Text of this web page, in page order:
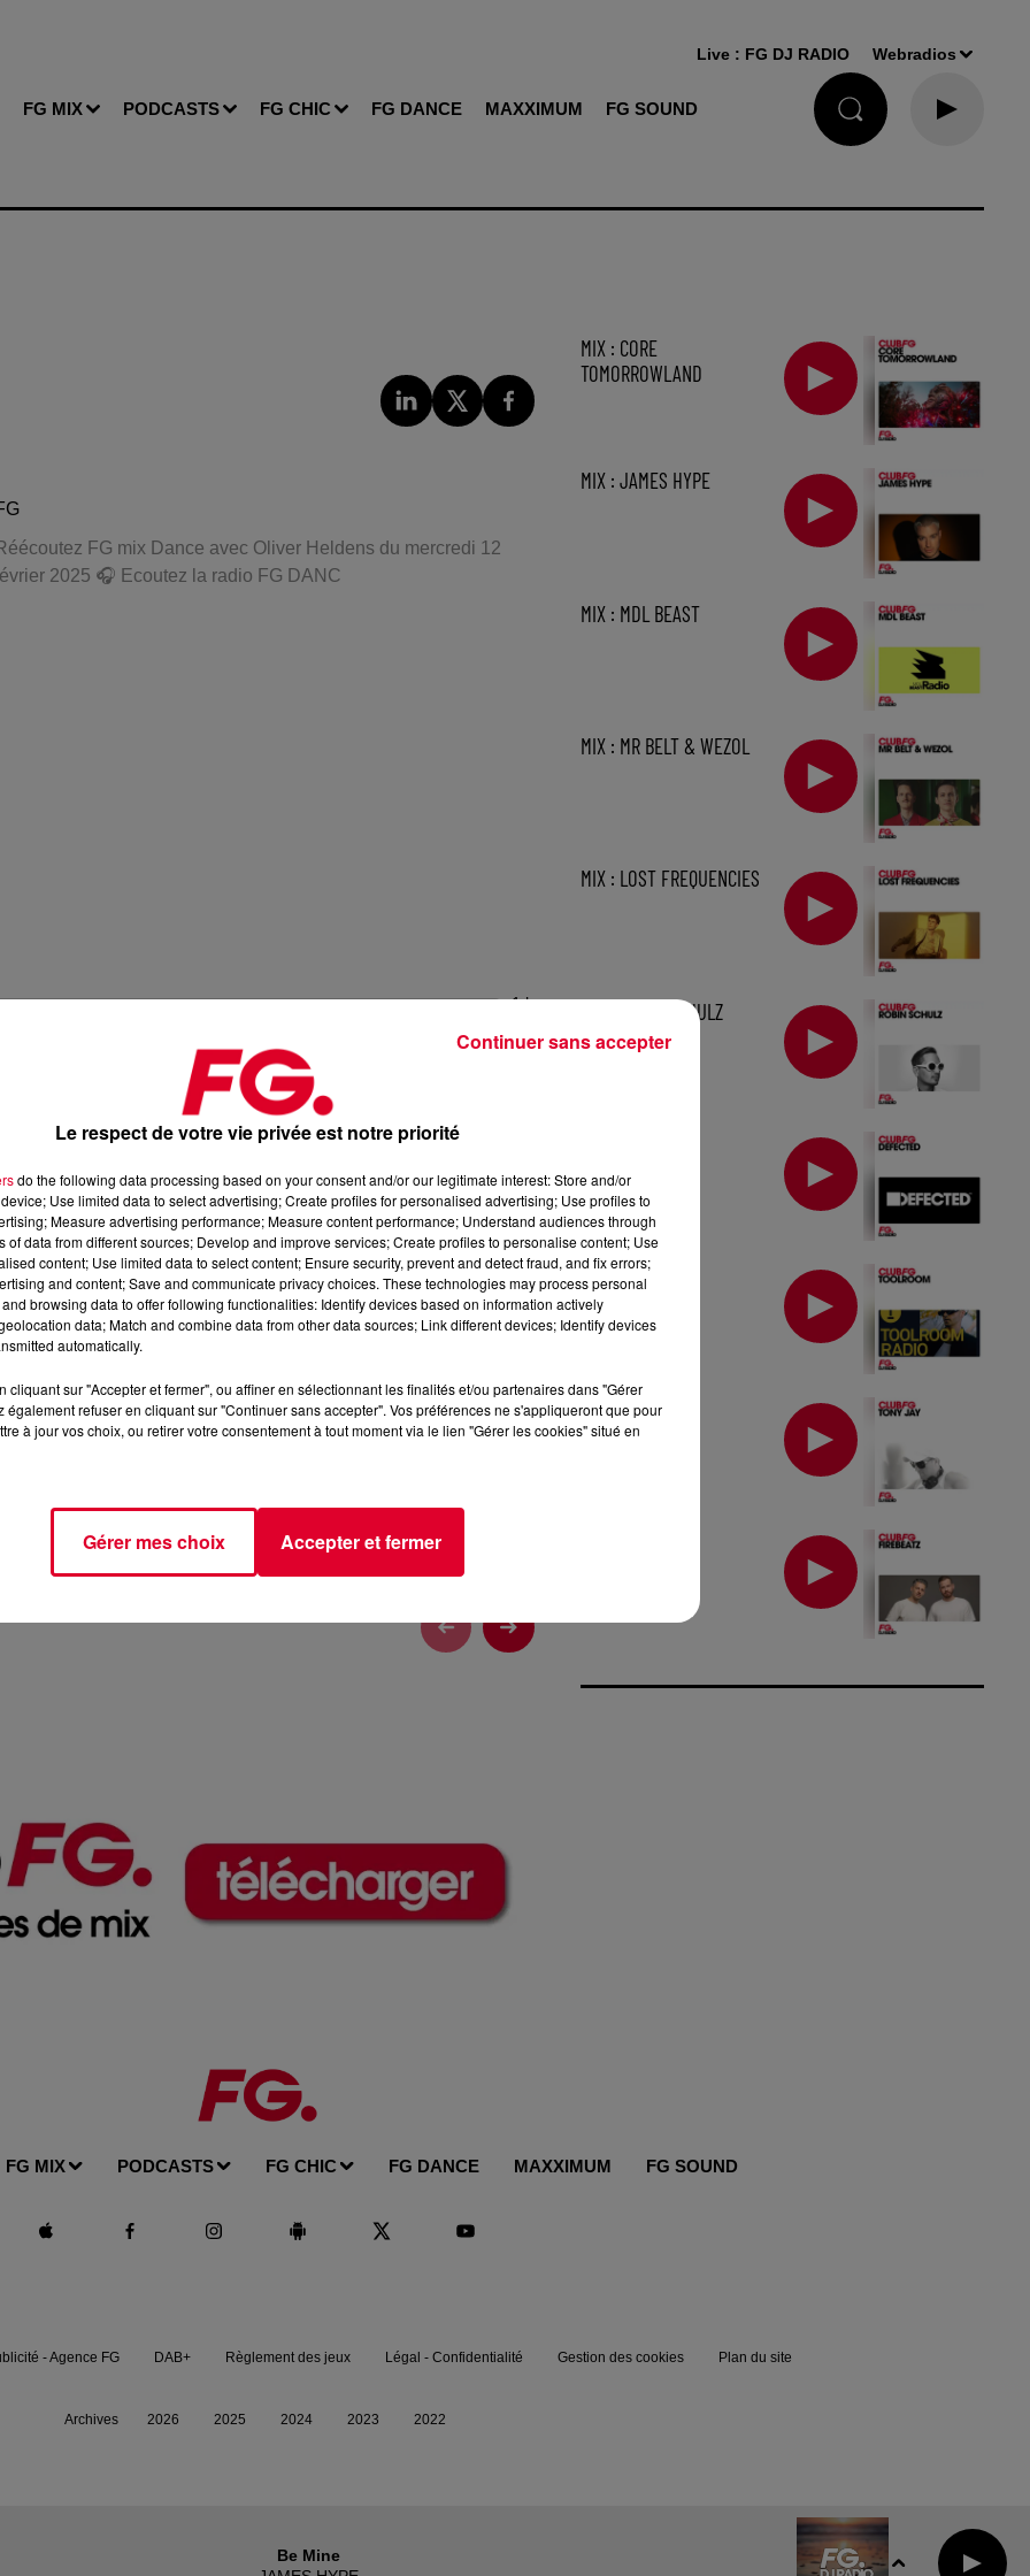
FG MIX PODCASTS FG CHIC FG DANCE MAXXIMUM FG SOUND
Live : FG DJ RADIO Webradios
FG mix Dance avec Oliver Heldens du mercredi 12
2025 🎧 Ecoutez la radio FG DANC
1 h
12 février 2025
, 📱 et sur l’Application FG (IOShttps://urlz.fr/hhZxGoogle
rave et tech-house
MIX : CORE
TOMORROWLAND
MIX : JAMES HYPE
MIX : MDL BEAST
MIX : MR BELT & WEZOL
MIX : LOST FREQUENCIES
MIX : ROBIN SCHULZ
MIX : TOOLROOM
MIX : TONY JAY
FG MIX PODCASTS FG CHIC FG DANCE MAXXIMUM FG SOUND
Be Mine
- Agence FG DAB+ Règlement des jeux Légal - Confidentialité Gestion des cookies Plan du site
Archives 2026 2025 2024 2023 2022
Le respect de votre vie privée est notre priorité
do the following data processing based on your consent and/or our legitimate interest: Store and/or
Use limited data to select advertising; Create profiles for personalised advertising; Use profiles to
Measure advertising performance; Measure content performance; Understand audiences through
of data from different sources; Develop and improve services; Create profiles to personalise content; Use
content; Use limited data to select content; Ensure security, prevent and detect fraud, and fix errors;
and content; Save and communicate privacy choices. These technologies may process personal
browsing data to offer following functionalities: Identify devices based on information actively
data; Match and combine data from other data sources; Link different devices; Identify devices
automatically.
cliquant sur "Accepter et fermer", ou affiner en sélectionnant les finalités et/ou partenaires dans "Gérer
également refuser en cliquant sur "Continuer sans accepter". Vos préférences ne s'appliqueront que pour
à jour vos choix, ou retirer votre consentement à tout moment via le lien "Gérer les cookies" situé en
Gérer mes choix Accepter et fermer
Continuer sans accepter